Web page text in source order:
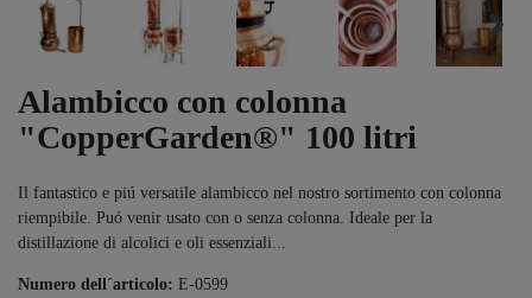
Alambicco con colonna
"CopperGarden®" 100 litri
Il fantastico e piú versatile alambicco nel nostro sortimento con colonna
riempibile. Puó venir usato con o senza colonna. Ideale per la
distillazione di alcolici e oli essenziali...
Numero dell´articolo: E-0599